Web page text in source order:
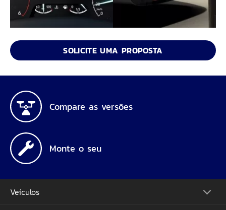
SOLICITE UMA PROPOSTA
Compare as versões
Monte o seu
Veículos